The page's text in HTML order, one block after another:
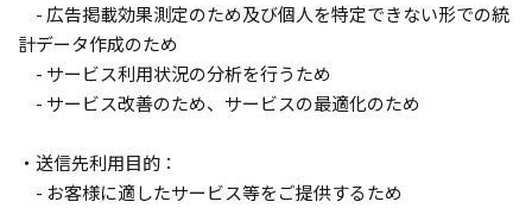
- 広告掲載効果測定のため及び個人を特定できない形での統
計データ作成のため
- サービス利用状況の分析を行うため
- サービス改善のため、サービスの最適化のため
・送信先利用目的：
- お客様に適したサービス等をご提供するため